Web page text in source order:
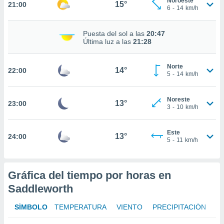
como
IP
a lo que
Para
su
u
21:00 15°
6 - 14 km/h
Puesta del sol a las 20:47
Última luz a las 21:28
22:00 14°
Norte
5 - 14 km/h
23:00 13°
Noreste
3 - 10 km/h
24:00 13°
Este
5 - 11 km/h
Gráfica del tiempo por horas en
Saddleworth
SÍMBOLO TEMPERATURA VIENTO PRECIPITACIÓN